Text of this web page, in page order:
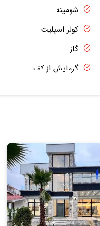
شومینه
کولر اسپلیت
گاز
گرمایش از کف